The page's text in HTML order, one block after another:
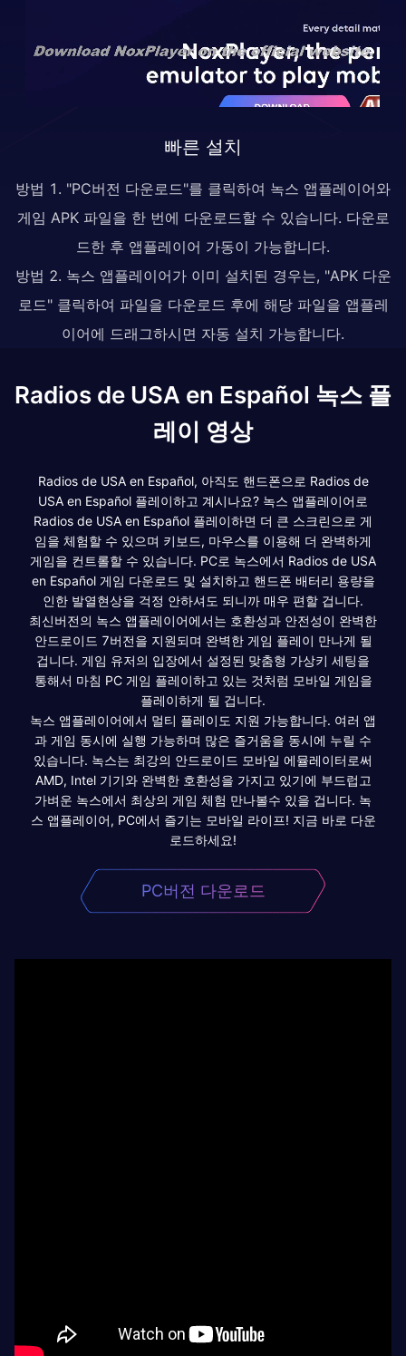
빠른 설치
방법 1. "PC버전 다운로드"를 클릭하여 녹스 앱플레이어와
게임 APK 파일을 한 번에 다운로드할 수 있습니다. 다운로
드한 후 앱플레이어 가동이 가능합니다.
방법 2. 녹스 앱플레이어가 이미 설치된 경우는, "APK 다운
로드" 클릭하여 파일을 다운로드 후에 해당 파일을 앱플레
이어에 드래그하시면 자동 설치 가능합니다.
Radios de USA en Español 녹스 플
레이 영상
Radios de USA en Español, 아직도 핸드폰으로 Radios de
USA en Español 플레이하고 계시나요? 녹스 앱플레이어로
Radios de USA en Español 플레이하면 더 큰 스크린으로 게
임을 체험할 수 있으며 키보드, 마우스를 이용해 더 완벽하게
게임을 컨트롤할 수 있습니다. PC로 녹스에서 Radios de USA
en Español 게임 다운로드 및 설치하고 핸드폰 배터리 용량을
인한 발열현상을 걱정 안하셔도 되니까 매우 편할 겁니다.
최신버전의 녹스 앱플레이어에서는 호환성과 안전성이 완벽한
안드로이드 7버전을 지원되며 완벽한 게임 플레이 만나게 될
겁니다. 게임 유저의 입장에서 설정된 맞춤형 가상키 세팅을
통해서 마침 PC 게임 플레이하고 있는 것처럼 모바일 게임을
플레이하게 될 겁니다.
녹스 앱플레이어에서 멀티 플레이도 지원 가능합니다. 여러 앱
과 게임 동시에 실행 가능하며 많은 즐거움을 동시에 누릴 수
있습니다. 녹스는 최강의 안드로이드 모바일 에뮬레이터로써
AMD, Intel 기기와 완벽한 호환성을 가지고 있기에 부드럽고
가벼운 녹스에서 최상의 게임 체험 만나볼수 있을 겁니다. 녹
스 앱플레이어, PC에서 즐기는 모바일 라이프! 지금 바로 다운
로드하세요!
PC버전 다운로드